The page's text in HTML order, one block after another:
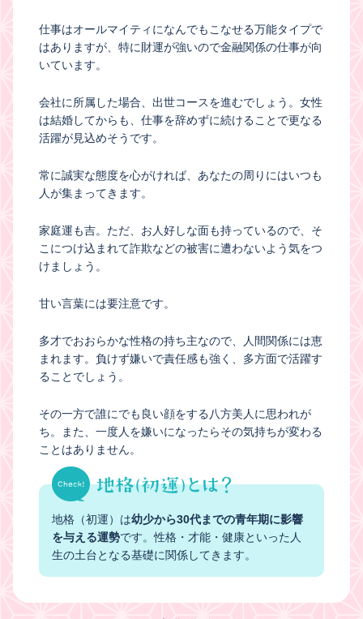
仕事はオールマイティになんでもこなせる万能タイプで
はありますが、特に財運が強いので金融関係の仕事が向
いています。
会社に所属した場合、出世コースを進むでしょう。女性
は結婚してからも、仕事を辞めずに続けることで更なる
活躍が見込めそうです。
常に誠実な態度を心がければ、あなたの周りにはいつも
人が集まってきます。
家庭運も吉。ただ、お人好しな面も持っているので、そ
こにつけ込まれて詐欺などの被害に遭わないよう気をつ
けましょう。
甘い言葉には要注意です。
多才でおおらかな性格の持ち主なので、人間関係には恵
まれます。負けず嫌いで責任感も強く、多方面で活躍す
ることでしょう。
その一方で誰にでも良い顔をする八方美人に思われが
ち。また、一度人を嫌いになったらその気持ちが変わる
ことはありません。
地格（初運）は幼少から30代までの青年期に影響
を与える運勢です。性格・才能・健康といった人
生の土台となる基礎に関係してきます。